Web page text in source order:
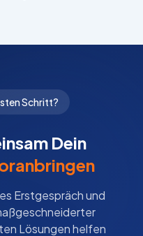
Schritt?
Dein
Erstgespräch und
Lösungen helfen